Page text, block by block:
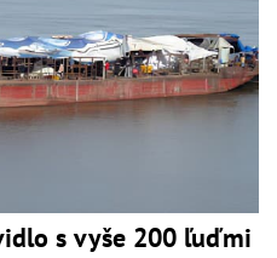
s vyše 200 ľuďmi